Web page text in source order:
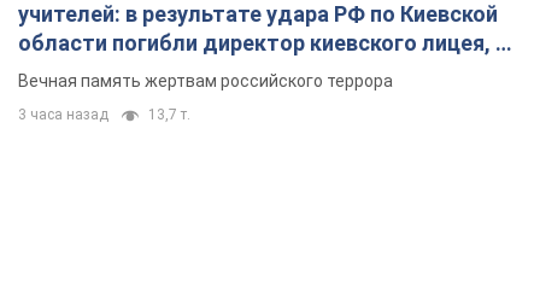
учителей: в результате удара РФ по Киевской
области погибли директор киевского лицея, её
муж и внук
Вечная память жертвам российского террора
3 часа назад 13,7 т.